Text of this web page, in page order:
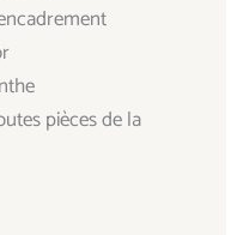
pièces de la